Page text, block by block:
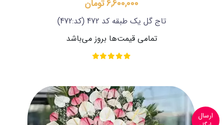
6,600,000 تومان
تاج گل یک طبقه کد 472
(کد:472)
تمامی قیمت‌ها بروز می‌باشد
ارسال